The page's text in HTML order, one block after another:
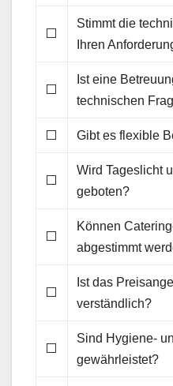
⬜
Stimmt die
Ihren
⬜
Ist eine
technischen
⬜ Gibt es flexible
⬜
Wird Tageslicht
geboten?
⬜
Können
abgestimmt
⬜
Ist das
verständlich?
⬜
Sind Hygiene-
gewährleistet?